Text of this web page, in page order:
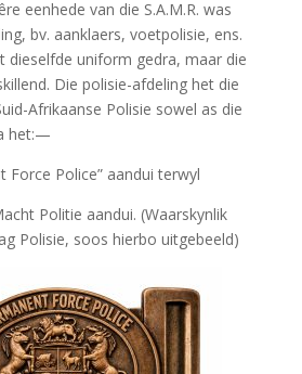
eenhede van die S.A.M.R. was
bv. aanklaers, voetpolisie, ens.
dieselfde uniform gedra, maar die
Die polisie-afdeling het die
Afrikaanse Polisie sowel as die
het:—
Force Police” aandui terwyl
Politie aandui. (Waarskynlik
Polisie, soos hierbo uitgebeeld)